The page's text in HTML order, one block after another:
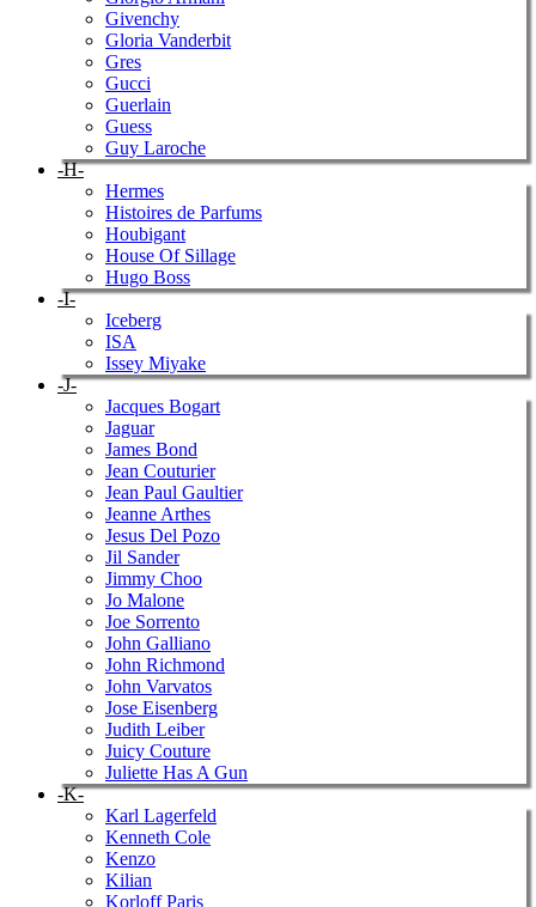
Givenchy
Gloria Vanderbit
Gres
Gucci
Guerlain
Guess
Guy Laroche
-H-
Hermes
Histoires de Parfums
Houbigant
House Of Sillage
Hugo Boss
-I-
Iceberg
ISA
Issey Miyake
-J-
Jacques Bogart
Jaguar
James Bond
Jean Couturier
Jean Paul Gaultier
Jeanne Arthes
Jesus Del Pozo
Jil Sander
Jimmy Choo
Jo Malone
Joe Sorrento
John Galliano
John Richmond
John Varvatos
Jose Eisenberg
Judith Leiber
Juicy Couture
Juliette Has A Gun
-K-
Karl Lagerfeld
Kenneth Cole
Kenzo
Kilian
Korloff Paris